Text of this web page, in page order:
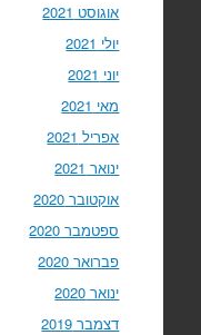
אוגוסט 2021
יולי 2021
יוני 2021
מאי 2021
אפריל 2021
ינואר 2021
אוקטובר 2020
ספטמבר 2020
פברואר 2020
ינואר 2020
דצמבר 2019